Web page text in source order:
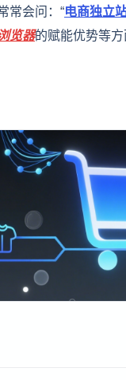
常会问：“电商独立
览器的赋能优势等